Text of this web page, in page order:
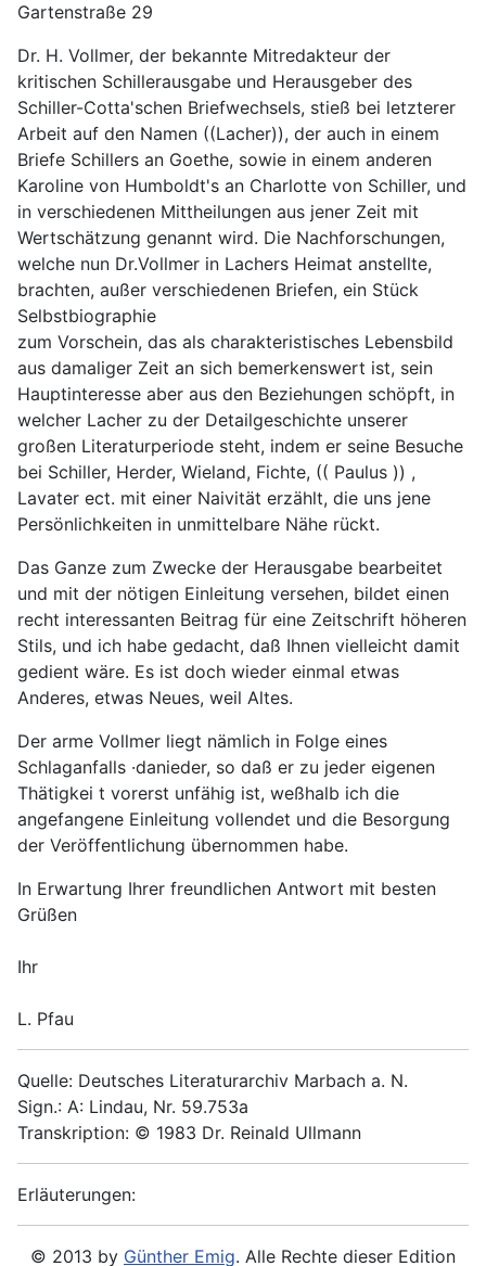
Gartenstraße 29
Dr. H. Vollmer, der bekannte Mitredakteur der
kritischen Schillerausgabe und Herausgeber des
Schiller-Cotta'schen Briefwechsels, stieß bei letzterer
Arbeit auf den Namen ((Lacher)), der auch in einem
Briefe Schillers an Goethe, sowie in einem anderen
Karoline von Humboldt's an Charlotte von Schiller, und
in verschiedenen Mittheilungen aus jener Zeit mit
Wertschätzung genannt wird. Die Nachforschungen,
welche nun Dr.Vollmer in Lachers Heimat anstellte,
brachten, außer verschiedenen Briefen, ein Stück
Selbstbiographie
zum Vorschein, das als charakteristisches Lebensbild
aus damaliger Zeit an sich bemerkenswert ist, sein
Hauptinteresse aber aus den Beziehungen schöpft, in
welcher Lacher zu der Detailgeschichte unserer
großen Literaturperiode steht, indem er seine Besuche
bei Schiller, Herder, Wieland, Fichte, (( Paulus )) ,
Lavater ect. mit einer Naivität erzählt, die uns jene
Persönlichkeiten in unmittelbare Nähe rückt.
Das Ganze zum Zwecke der Herausgabe bearbeitet
und mit der nötigen Einleitung versehen, bildet einen
recht interessanten Beitrag für eine Zeitschrift höheren
Stils, und ich habe gedacht, daß Ihnen vielleicht damit
gedient wäre. Es ist doch wieder einmal etwas
Anderes, etwas Neues, weil Altes.
Der arme Vollmer liegt nämlich in Folge eines
Schlaganfalls ·danieder, so daß er zu jeder eigenen
Thätigkei t vorerst unfähig ist, weßhalb ich die
angefangene Einleitung vollendet und die Besorgung
der Veröffentlichung übernommen habe.
In Erwartung Ihrer freundlichen Antwort mit besten
Grüßen
Ihr
L. Pfau
Quelle: Deutsches Literaturarchiv Marbach a. N.
Sign.: A: Lindau, Nr. 59.753a
Transkription: © 1983 Dr. Reinald Ullmann
Erläuterungen:
© 2013 by Günther Emig. Alle Rechte dieser Edition